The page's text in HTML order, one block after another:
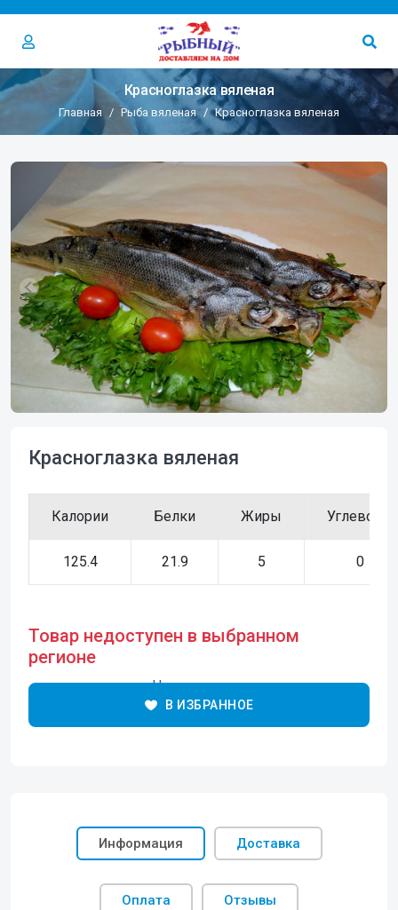
Красноглазка вяленая
Главная Рыба вяленая Красноглазка вяленая
Красноглазка вяленая
Калории Белки Жиры Углеводы
125.4 21.9 5 0
Товар недоступен в выбранном
регионе
Нет в наличии
Уточнить
В ИЗБРАННОЕ
Информация Доставка
Оплата Отзывы